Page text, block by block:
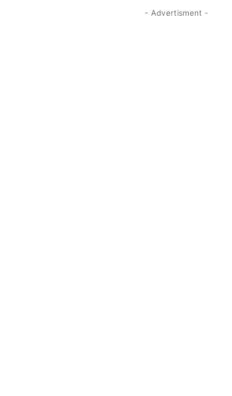
- Advertisment -